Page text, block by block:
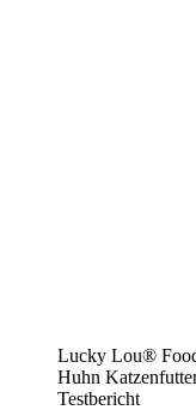
Lucky Lou®
Huhn
Testbericht